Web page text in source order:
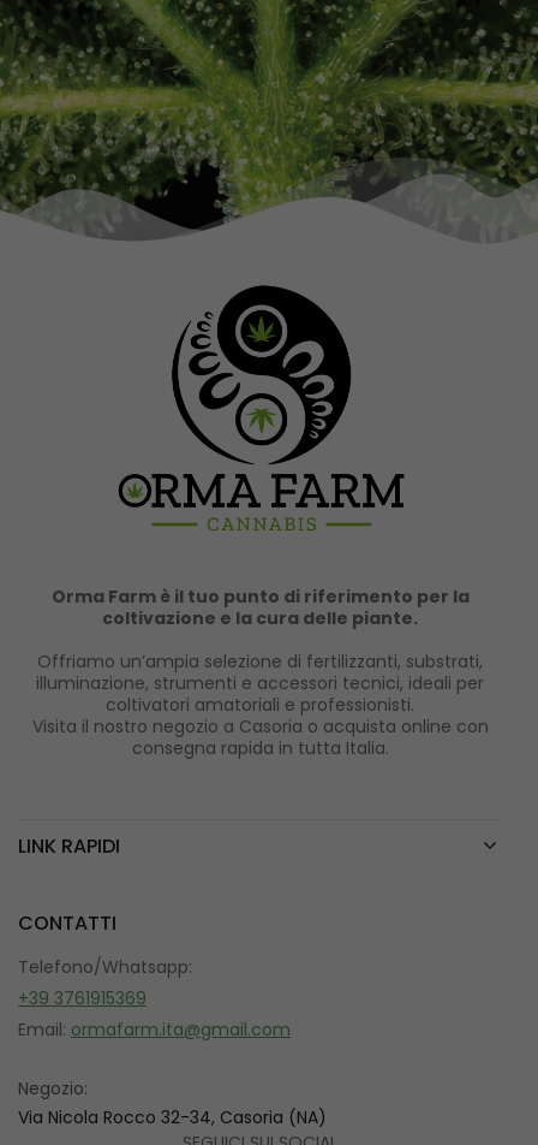
Orma Farm è il tuo punto di riferimento per la
coltivazione e la cura delle piante.
Offriamo un’ampia selezione di fertilizzanti, substrati,
illuminazione, strumenti e accessori tecnici, ideali per
coltivatori amatoriali e professionisti.
Visita il nostro negozio a Casoria o acquista online con
consegna rapida in tutta Italia.
LINK RAPIDI
CONTATTI
Telefono/Whatsapp:
+39 3761915369
Email: ormafarm.ita@gmail.com
Negozio:
Via Nicola Rocco 32-34, Casoria (NA)